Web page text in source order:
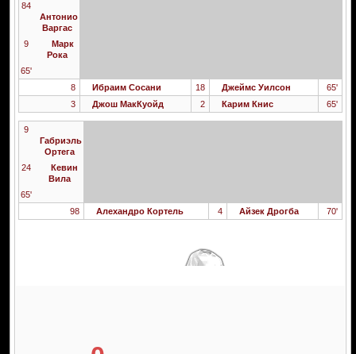
84
Антонио
Варгас
9
Марк
Рока
65'
8
Ибраим Сосани 18 Джеймс Уилсон
65'
3
Джош МакКуойд 2 Карим Книс 65'
9
Габриэль
Ортега
24
Кевин
Вила
65'
98
Алехандро Кортель 4 Айзек Дрогба 70'